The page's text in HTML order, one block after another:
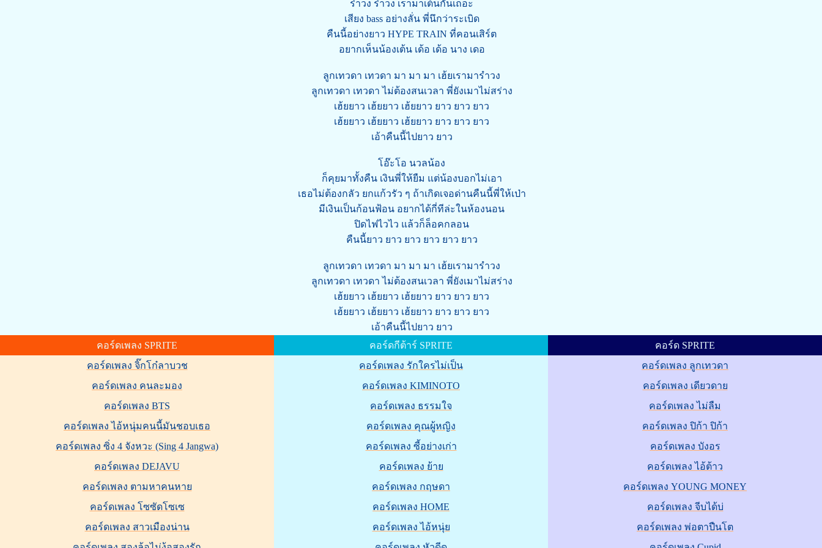
รำวง รำวง เรามาเต้นกันเถอะ
เสียง bass อย่างลั่น พี่นึกว่าระเบิด
คืนนี้อย่างยาว HYPE TRAIN ที่คอนเสิร์ต
อยากเห็นน้องเต้น เด้อ เด้อ นาง เดอ
ลูกเทวดา เทวดา มา มา มา เฮ้ยเรามารำวง
ลูกเทวดา เทวดา ไม่ต้องสนเวลา พี่ยังเมาไม่สร่าง
เฮ้ยยาว เฮ้ยยาว เฮ้ยยาว ยาว ยาว ยาว
เฮ้ยยาว เฮ้ยยาว เฮ้ยยาว ยาว ยาว ยาว
เอ้าคืนนี้ไปยาว ยาว
โอ๊ะโอ นวลน้อง
ก็คุยมาทั้งคืน เงินพี่ให้ยืม แต่น้องบอกไม่เอา
เธอไม่ต้องกลัว ยกแก้วรัว ๆ ถ้าเกิดเจอด่านคืนนี้พี่ให้เป่า
มีเงินเป็นก้อนฟ้อน อยากได้กี่ทีล่ะในห้องนอน
ปิดไฟไวไว แล้วก็ล็อคกลอน
คืนนี้ยาว ยาว ยาว ยาว ยาว ยาว
ลูกเทวดา เทวดา มา มา มา เฮ้ยเรามารำวง
ลูกเทวดา เทวดา ไม่ต้องสนเวลา พี่ยังเมาไม่สร่าง
เฮ้ยยาว เฮ้ยยาว เฮ้ยยาว ยาว ยาว ยาว
เฮ้ยยาว เฮ้ยยาว เฮ้ยยาว ยาว ยาว ยาว
เอ้าคืนนี้ไปยาว ยาว
คอร์ดเพลง SPRITE
คอร์ดเพลง จิ๊กโก๋ลาบวช
คอร์ดเพลง คนละมอง
คอร์ดเพลง BTS
คอร์ดเพลง ไอ้หนุ่มคนนี้มันชอบเธอ
คอร์ดเพลง ซิ่ง 4 จังหวะ (Sing 4 Jangwa)
คอร์ดเพลง DEJAVU
คอร์ดเพลง ตามหาคนหาย
คอร์ดเพลง โซซัดโซเซ
คอร์ดเพลง สาวเมืองน่าน
คอร์ดกีต้าร์ SPRITE
คอร์ดเพลง รักใครไม่เป็น
คอร์ดเพลง KIMINOTO
คอร์ดเพลง ธรรมใจ
คอร์ดเพลง คุณผู้หญิง
คอร์ดเพลง ซี้อย่างเก่า
คอร์ดเพลง ย้าย
คอร์ดเพลง กฤษดา
คอร์ดเพลง HOME
คอร์ดเพลง ไอ้หนุ่ย
คอร์ด SPRITE
คอร์ดเพลง ลูกเทวดา
คอร์ดเพลง เดียวดาย
คอร์ดเพลง ไม่ลืม
คอร์ดเพลง ปิก้า ปิก้า
คอร์ดเพลง บังอร
คอร์ดเพลง ไอ้ต้าว
คอร์ดเพลง YOUNG MONEY
คอร์ดเพลง จีบได้บ่
คอร์ดเพลง พ่อตาปืนโต